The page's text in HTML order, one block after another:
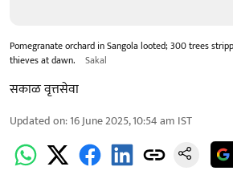
Pomegranate orchard in Sangola looted; 300 trees
thieves at dawn.
Sakal
सकाळ वृत्तसेवा
Updated on:16 June 2025, 10:54 am IST